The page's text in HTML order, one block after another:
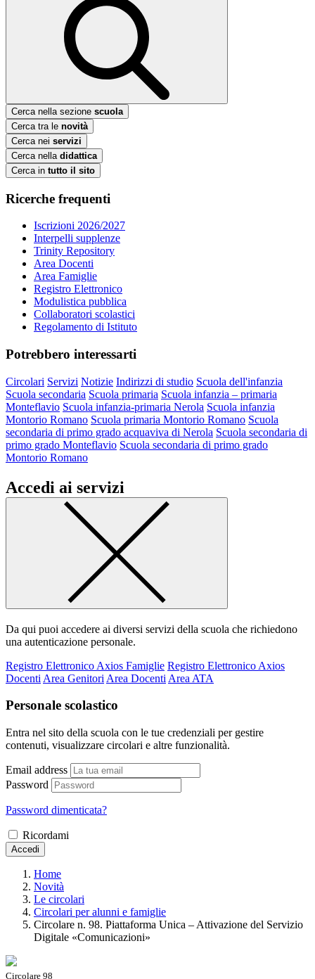
Cerca nella sezione scuola
Cerca tra le novità
Cerca nei servizi
Cerca nella didattica
Cerca in tutto il sito
Ricerche frequenti
Iscrizioni 2026/2027
Interpelli supplenze
Trinity Repository
Area Docenti
Area Famiglie
Registro Elettronico
Modulistica pubblica
Collaboratori scolastici
Regolamento di Istituto
Potrebbero interessarti
Circolari Servizi Notizie Indirizzi di studio Scuola dell'infanzia
Scuola secondaria Scuola primaria Scuola infanzia – primaria
Monteflavio Scuola infanzia-primaria Nerola Scuola infanzia
Montorio Romano Scuola primaria Montorio Romano Scuola
secondaria di primo grado acquaviva di Nerola Scuola secondaria di
primo grado Monteflavio Scuola secondaria di primo grado
Montorio Romano
Accedi ai servizi
Da qui puoi accedere ai diversi servizi della scuola che richiedono
una autenticazione personale.
Registro Elettronico Axios Famiglie Registro Elettronico Axios
Docenti Area Genitori Area Docenti Area ATA
Personale scolastico
Entra nel sito della scuola con le tue credenziali per gestire
contenuti, visualizzare circolari e altre funzionalità.
Email address
Password
Password dimenticata?
Ricordami
Accedi
Home
Novità
Le circolari
Circolari per alunni e famiglie
Circolare n. 98. Piattaforma Unica – Attivazione del Servizio
Digitale «Comunicazioni»
Circolare 98